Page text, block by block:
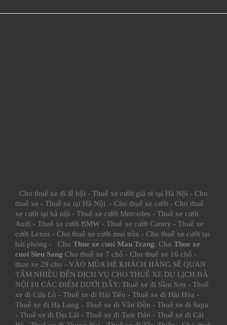
Cho thuê xe đi lễ hội - Thuê xe cưới giá rẻ tại Hà Nội - Cho
thuê xe - Thuê xe tại Hà Nội - Cho thuê xe cưới - Cho thuê
xe cưới tại hà nội - Thuê xe cưới Mercedes - Thuê xe cưới
Audi - Thuê xe cưới BMW - Thuê xe cưới Camry - Thuê xe
cưới Lexus - Cho thuê xe cưới mui trần - Cho thuê xe cưới tại
hải phòng - Cho Thue xe cuoi Mau Trang, Cho Thue xe
cuoi Sieu Sang Cho thuê xe 7 chỗ - Cho thuê xe 16 chỗ -
thue xe 29 cho - VÀO MÙA HÈ KHÁCH HÀNG SẼ QUAN
TÂM NHIỀU ĐẾN DỊCH VỤ CHO THUÊ XE DU LỊCH HÀ
NỘI ĐI CÁC ĐIỂM DƯỚI ĐÂY: Thuê xe đi Sầm Sơn - Thuê
xe đi Cửa Lò - Thuê xe đi Hải Tiến - Thuê xe đi Hải Hòa -
Thuê xe đi Hạ Long - Thuê xe đi Vân Đồn - Thuê xe đi Sapa
- Thuê xe đi Đại Lải - Thuê xe đi Tam Đảo - Thuê xe đi Cát